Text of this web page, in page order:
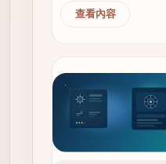
查看內容